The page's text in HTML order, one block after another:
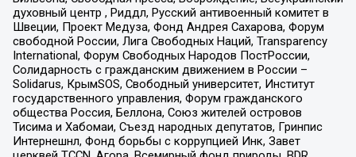
духовный центр , Риддл, Русский антивоенный комитет в
Швеции, Проект Медуза, Фонд Андрея Сахарова, Форум
свободной России, Лига Свободных Наций, Transparеncy
International, Форум Свободных Народов ПостРоссии,
Солидарность с гражданским движением в России –
Solidarus, КрымSOS, Свободный университет, Институт
государственного управления, Форум гражданского
общества Россия, Беллона, Союз жителей островов
Тисима и Хабомаи, Съезд народных депутатов, Гринпис
Интернешнл, Фонд борьбы с коррупцией Инк, Завет